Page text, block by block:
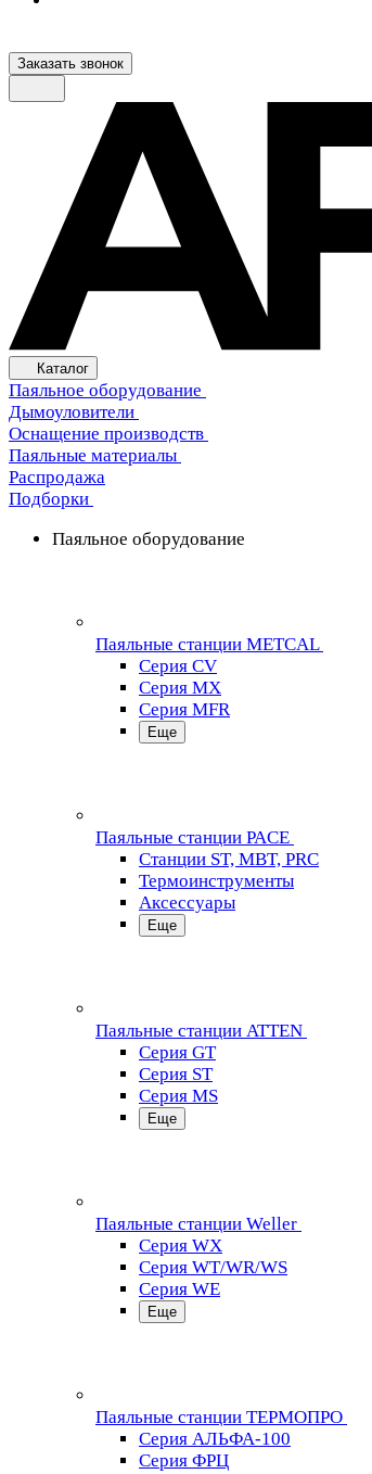
Заказать звонок
Каталог
Паяльное оборудование
Дымоуловители
Оснащение производств
Паяльные материалы
Распродажа
Подборки
Паяльное оборудование
Паяльные станции METCAL
Серия CV
Серия MX
Серия MFR
Еще
Паяльные станции PACE
Станции ST, MBT, PRC
Термоинструменты
Аксессуары
Еще
Паяльные станции ATTEN
Серия GT
Серия ST
Серия MS
Еще
Паяльные станции Weller
Серия WX
Серия WT/WR/WS
Серия WE
Еще
Паяльные станции ТЕРМОПРО
Серия АЛЬФА-100
Серия ФРЦ